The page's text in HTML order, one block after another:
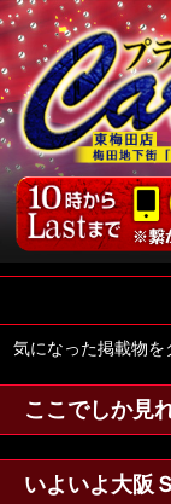
気になった掲載物を
ここでしか見
いよいよ大阪